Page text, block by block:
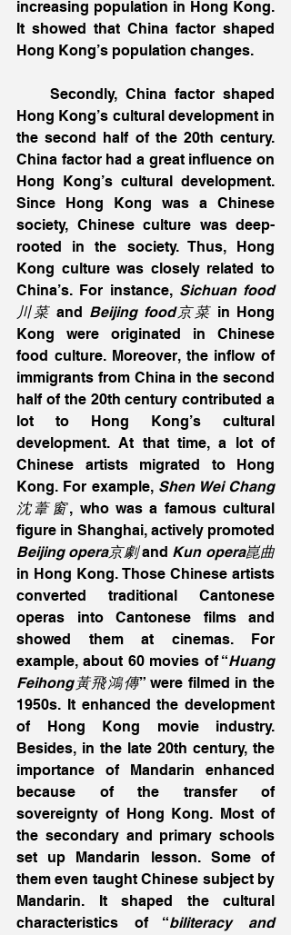
increasing population in Hong Kong.
It showed that China factor shaped
Hong Kong’s population changes.
Hong Kong’s cultural development in
the second half of the 20th century.
China factor had a great influence on
Hong Kong’s cultural development.
Since Hong Kong was a Chinese
society, Chinese culture was deep-
rooted in the society. Thus, Hong
Kong culture was closely related to
China’s. For instance, Sichuan food
川菜 and Beijing food京菜 in Hong
Kong were originated in Chinese
food culture. Moreover, the inflow of
immigrants from China in the second
half of the 20th century contributed a
lot to Hong Kong’s cultural
development. At that time, a lot of
Chinese artists migrated to Hong
Kong. For example, Shen Wei Chang
沈葦窗, who was a famous cultural
figure in Shanghai, actively promoted
Beijing opera京劇 and Kun opera崑曲
in Hong Kong. Those Chinese artists
converted traditional Cantonese
operas into Cantonese films and
showed them at cinemas. For
example, about 60 movies of “Huang
Feihong黃飛鴻傳” were filmed in the
1950s. It enhanced the development
of Hong Kong movie industry.
Besides, in the late 20th century, the
importance of Mandarin enhanced
because of the transfer of
sovereignty of Hong Kong. Most of
the secondary and primary schools
set up Mandarin lesson. Some of
them even taught Chinese subject by
Mandarin. It shaped the cultural
characteristics of “biliteracy and